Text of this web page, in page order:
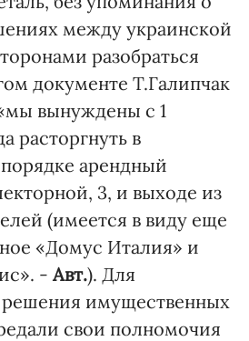
между украинской
разобраться
документе Т.Галипчак
вынуждены с 1
расторгнуть в
арендный
3, и выходе из
(имеется в виду еще
«Домус Италия» и
-Авт.). Для
решения имущественных
свои полномочия